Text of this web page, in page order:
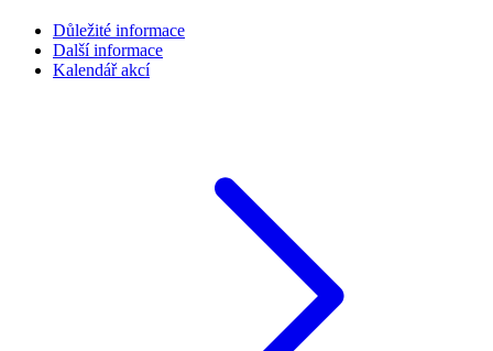
Důležité informace
Další informace
Kalendář akcí